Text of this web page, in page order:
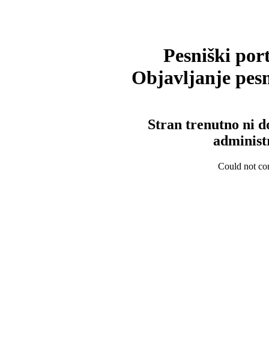
Pesniški
Objavljanje
Stran trenutno ni
Could not